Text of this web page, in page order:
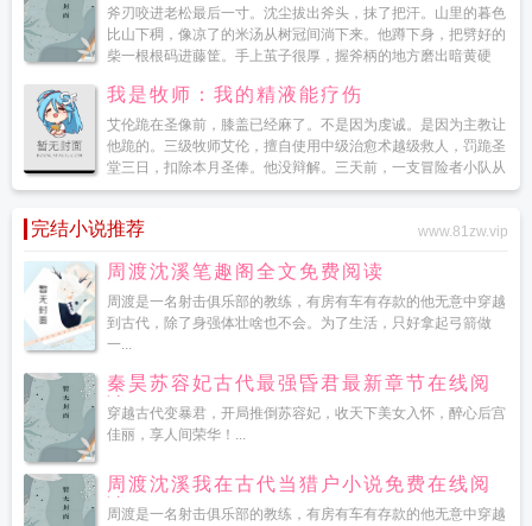
斧刃咬进老松最后一寸。沈尘拔出斧头，抹了把汗。山里的暮色
比山下稠，像凉了的米汤从树冠间淌下来。他蹲下身，把劈好的
柴一根根码进藤筐。手上茧子很厚，握斧柄的地方磨出暗黄硬
不算太坏。...
我是牧师：我的精液能疗伤
艾伦跪在圣像前，膝盖已经麻了。不是因为虔诚。是因为主教让
他跪的。三级牧师艾伦，擅自使用中级治愈术越级救人，罚跪圣
堂三日，扣除本月圣俸。他没辩解。三天前，一支冒险者小队从
灰烬森林被抬回来，五个人只剩两个还有气。艾伦正好在城门
完结小说推荐 www.81zw.vip
周渡沈溪笔趣阁全文免费阅读
周渡是一名射击俱乐部的教练，有房有车有存款的他无意中穿越
到古代，除了身强体壮啥也不会。为了生活，只好拿起弓箭做
一...
秦昊苏容妃古代最强昏君最新章节在线阅
读
穿越古代变暴君，开局推倒苏容妃，收天下美女入怀，醉心后宫
佳丽，享人间荣华！...
周渡沈溪我在古代当猎户小说免费在线阅
读
周渡是一名射击俱乐部的教练，有房有车有存款的他无意中穿越